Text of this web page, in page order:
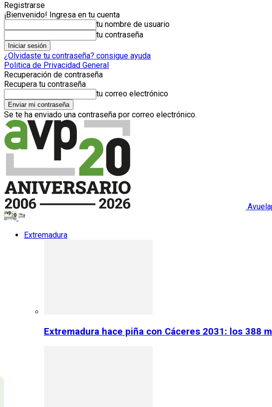
Registrarse
¡Bienvenido! Ingresa en tu cuenta
tu nombre de usuario
tu contraseña
¿Olvidaste tu contraseña? consigue ayuda
Politica de Privacidad General
Recuperación de contraseña
Recupera tu contraseña
tu correo electrónico
Se te ha enviado una contraseña por correo electrónico.
Extremadura
Extremadura hace piña con Cáceres 2031: los 388